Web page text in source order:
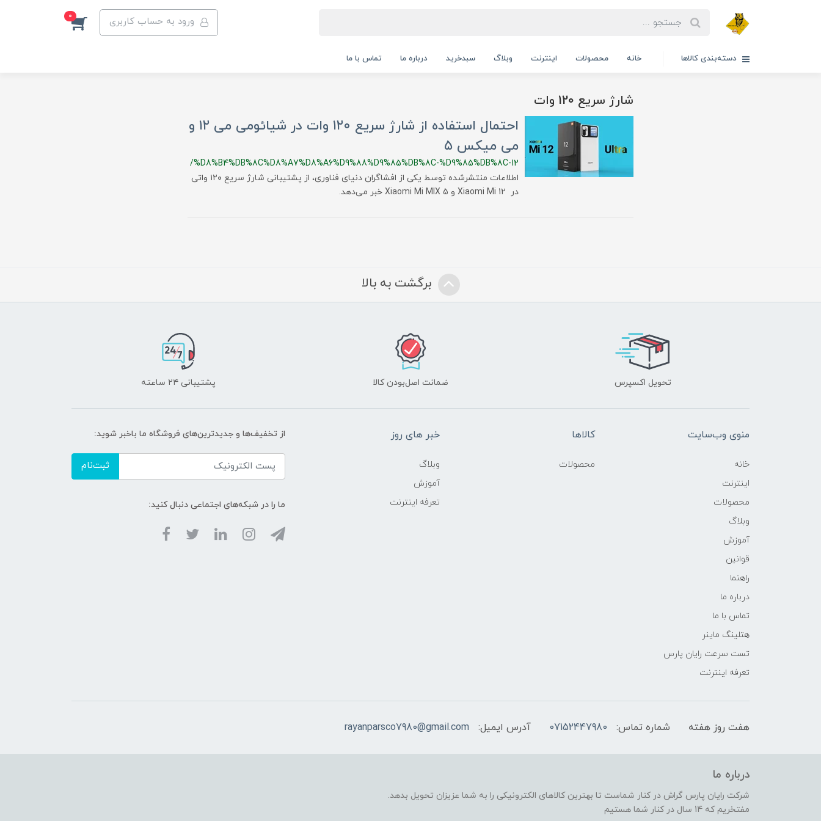
ورود به حساب کاربری 0
دسته‌بندی کالاها خانه محصولات اینترنت وبلاگ سبدخرید درباره ما تماس با ما
شارژ سریع 120 وات
احتمال استفاده از شارژ سریع ۱۲۰ وات در شیائومی می ۱۲ و
می میکس ۵
/%D8%B4%DB%8C%D8%A7%D8%A6%D9%88%D9%85%DB%8C-%D9%85%DB%8C-12
اطلاعات منتشرشده توسط یکی از افشاگران دنیای فناوری، از پشتیبانی شارژ سریع ۱۲۰ واتی
در Xiaomi Mi 12 و Xiaomi Mi MIX 5 خبر می‌دهد.
برگشت به بالا
تحویل اکسپرس ضمانت اصل‌بودن کالا پشتیبانی ۲۴ ساعته
منوی وب‌سایت
خانه
اینترنت
محصولات
وبلاگ
آموزش
قوانین
راهنما
درباره ما
تماس با ما
هتلینگ ماینر
تست سرعت رایان پارس
تعرفه اینترنت
کالاها
محصولات
خبر های روز
وبلاگ
آموزش
تعرفه اینترنت
از تخفیف‌ها و جدیدترین‌های فروشگاه ما باخبر شوید:
ثبت‌نام
ما را در شبکه‌های اجتماعی دنبال کنید:
هفت روز هفته شماره تماس: 07152447980 آدرس ایمیل: rayanparsco7980@gmail.com
درباره ما
شرکت رایان پارس گراش در کنار شماست تا بهترین کالاهای الکترونیکی را به شما عزیزان تحویل بدهد.
مفتخریم که 14 سال در کنار شما هستیم